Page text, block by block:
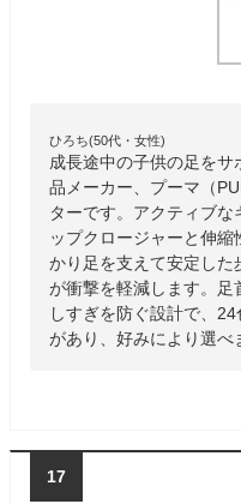
ひろち(50代・女性)
成長途中の子供の足をサ
品メーカー、プーマ（
ターです。アクティブ
ップクロージャーと伸
かり足を支えて安定した
が衝撃を軽減します。
しすぎを防ぐ設計で、
があり、好みにより選べ
17